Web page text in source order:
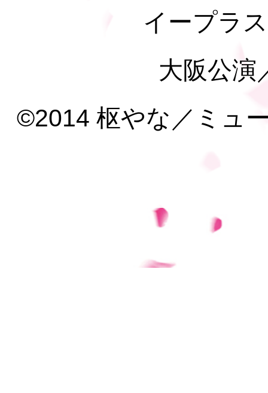
イープラ
大阪公演
©2014 枢やな／ミュ